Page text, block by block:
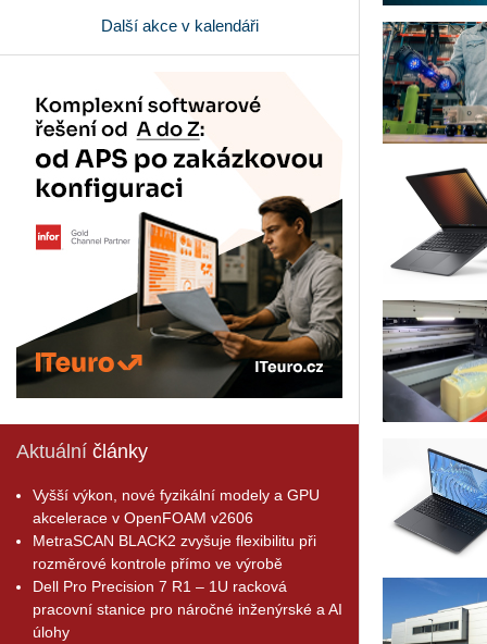
Další akce v kalendáři
Aktuální články
Vyšší výkon, nové fyzikální modely a GPU
akcelerace v OpenFOAM v2606
MetraSCAN BLACK2 zvyšuje flexibilitu při
rozměrové kontrole přímo ve výrobě
Dell Pro Precision 7 R1 – 1U racková
pracovní stanice pro náročné inženýrské a AI
úlohy